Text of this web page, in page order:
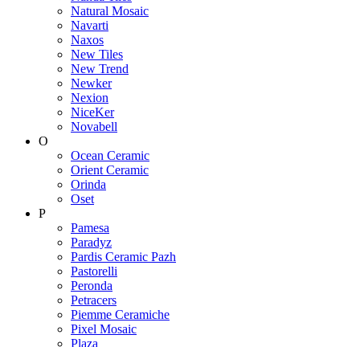
Natural Mosaic
Navarti
Naxos
New Tiles
New Trend
Newker
Nexion
NiceKer
Novabell
O
Ocean Ceramic
Orient Ceramic
Orinda
Oset
P
Pamesa
Paradyz
Pardis Ceramic Pazh
Pastorelli
Peronda
Petracers
Piemme Ceramiche
Pixel Mosaic
Plaza